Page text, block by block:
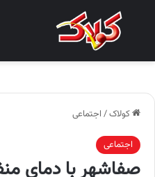
کولاک/ اجتماعی
اجتماعی